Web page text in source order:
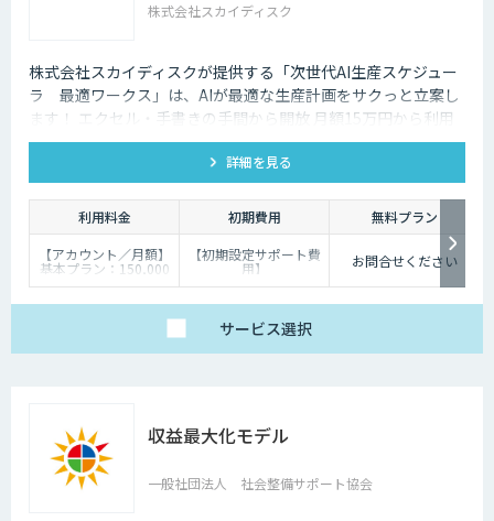
株式会社スカイディスク
株式会社スカイディスクが提供する「次世代AI生産スケジュー
ラ 最適ワークス」は、AIが最適な生産計画をサクっと立案し
ます！ エクセル・手書きの手間から開放 月額15万円から利用
できる
詳細を見る
利用料金 初期費用
無料プラン
【アカウント／月額】
基本プラン：150,000
円（税抜）
が基本プランに含まれ
※工場・現場ごとのア
※メンテナンス/アップ
デート料金は月額費用
に含まれています。
【初期設定サポート費
用】
基本プラン：90,000円
お問合せください
サービス選択
収益最大化モデル
一般社団法人 社会整備サポート協会